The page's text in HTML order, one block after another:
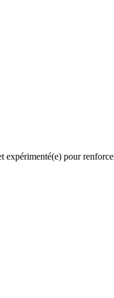
expérimenté(e) pour